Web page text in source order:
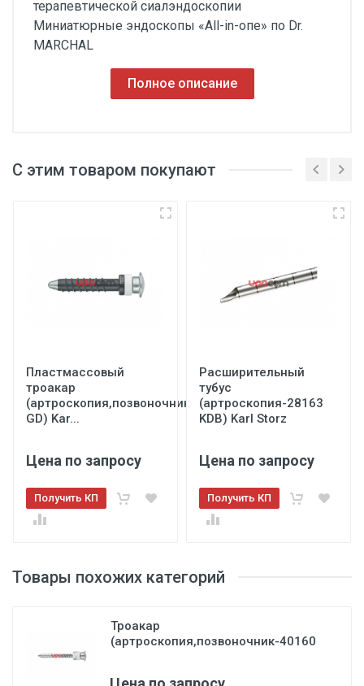
Товары похожих категорий
Троакар
(артроскопия,позвоночник-40160
терапевтической сиалэндоскопии
Миниатюрные эндоскопы «All-in-опе» по Dr.
MARCHAL
Полное описание
С этим товаром покупают
Пластмассовый
троакар
(артроскопия,позвоночник-40103
GD) Kar...
Цена по запросу
Получить КП
Расширительный
тубус
(артроскопия-28163
KDB) Karl Storz
Цена по запросу
Получить КП